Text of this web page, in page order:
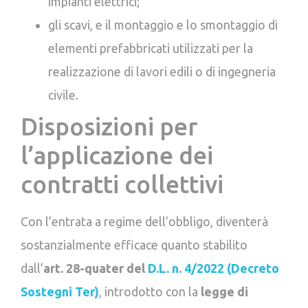
gli scavi, e il montaggio e lo smontaggio di
elementi prefabbricati utilizzati per la
realizzazione di lavori edili o di ingegneria
civile.
Disposizioni per
l’applicazione dei
contratti collettivi
Con l’entrata a regime dell’obbligo, diventerà
sostanzialmente efficace quanto stabilito
dall’art. 28-quater del D.L. n. 4/2022 (Decreto
Sostegni Ter) , introdotto con la legge di